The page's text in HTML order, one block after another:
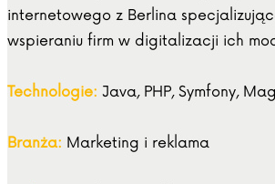
internetowego z Berlina
wspieraniu firm w digitalizacji ich
Technologie: Java, PHP, Symfony,
Branża: Marketing i reklama